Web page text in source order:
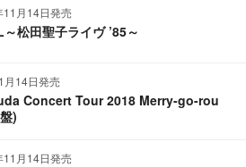
11月14日発売
松田聖子ライヴ ’85～
月14日発売
Concert Tour 2018 Merry-go-rou
)
11月14日発売